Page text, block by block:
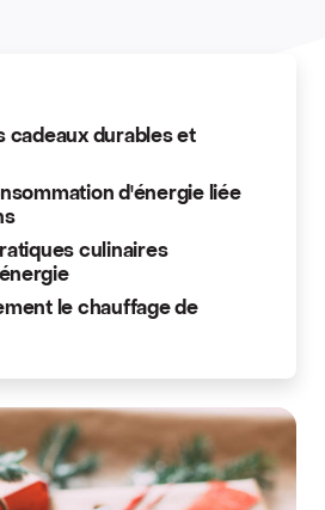
cadeaux durables et
d'énergie liée
culinaires
le chauffage de